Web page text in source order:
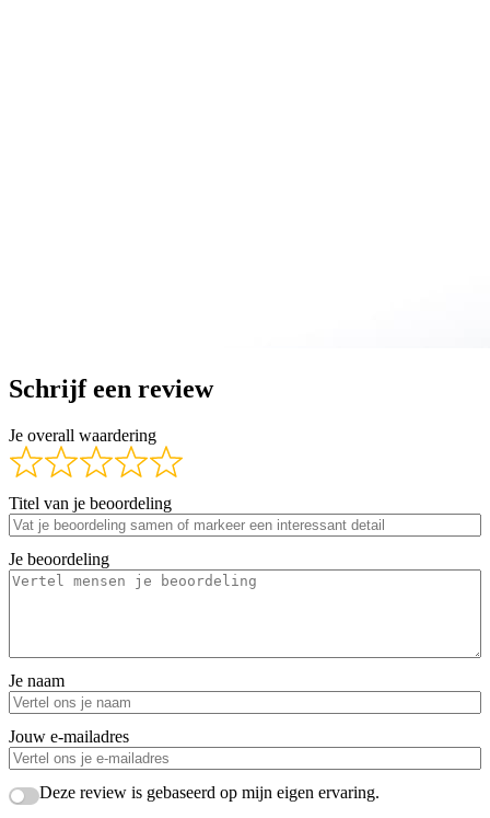
Schrijf een review
Je overall waardering
Titel van je beoordeling
Je beoordeling
Je naam
Jouw e-mailadres
Deze review is gebaseerd op mijn eigen ervaring.